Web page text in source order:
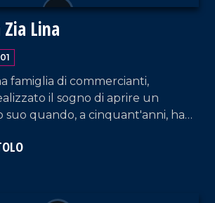
Lina
famiglia di commercianti,
il sogno di aprire un
quando, a cinquant'anni, ha
amata mamma. Una bella